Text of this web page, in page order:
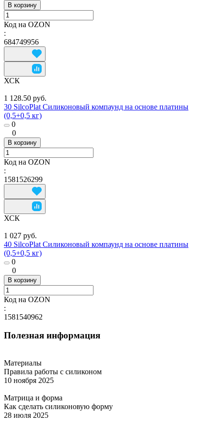
В корзину
Код на OZON
:
684749956
ХСК
1 128.50 руб.
30 SilcoPlat Силиконовый компаунд на основе платины
(0,5+0,5 кг)
0
0
В корзину
Код на OZON
:
1581526299
ХСК
1 027 руб.
40 SilcoPlat Силиконовый компаунд на основе платины
(0,5+0,5 кг)
0
0
В корзину
Код на OZON
:
1581540962
Полезная информация
Материалы
Правила работы с силиконом
10 ноября 2025
Матрица и форма
Как сделать силиконовую форму
28 июля 2025